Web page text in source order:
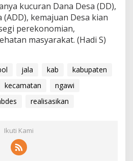
kucuran Dana Desa (DD),
kemajuan Desa kian
perekonomian,
masyarakat. (Hadi S)
jala kab
kabupaten
kecamatan
ngawi
realisasikan
Ikuti Kami